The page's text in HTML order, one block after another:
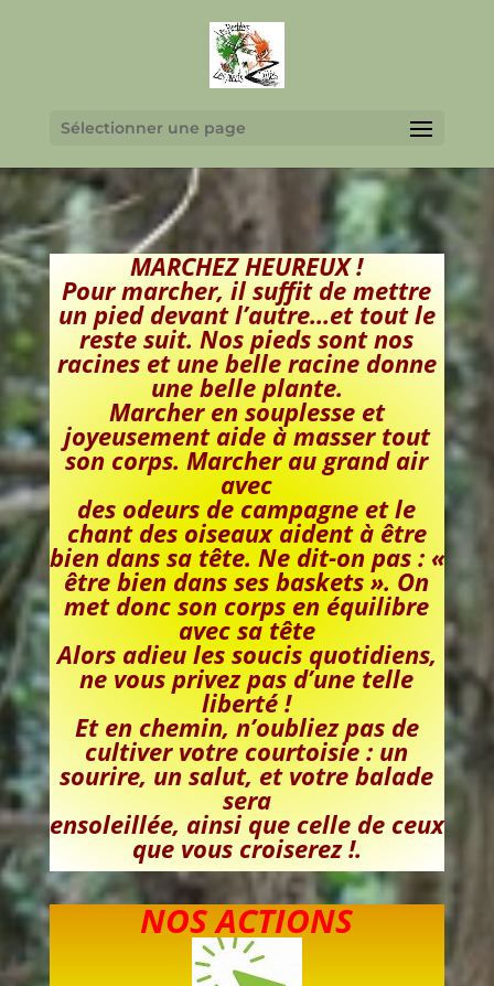
Sélectionner une page
MARCHEZ HEUREUX !
Pour marcher, il suffit de mettre
un pied devant l’autre…et tout le
reste suit. Nos pieds sont nos
racines et une belle racine donne
une belle plante.
Marcher en souplesse et
joyeusement aide à masser tout
son corps. Marcher au grand air
avec
des odeurs de campagne et le
chant des oiseaux aident à être
bien dans sa tête. Ne dit-on pas : «
être bien dans ses baskets ». On
met donc son corps en équilibre
avec sa tête
Alors adieu les soucis quotidiens,
ne vous privez pas d’une telle
liberté !
Et en chemin, n’oubliez pas de
cultiver votre courtoisie : un
sourire, un salut, et votre balade
sera
ensoleillée, ainsi que celle de ceux
que vous croiserez !.
NOS ACTIONS